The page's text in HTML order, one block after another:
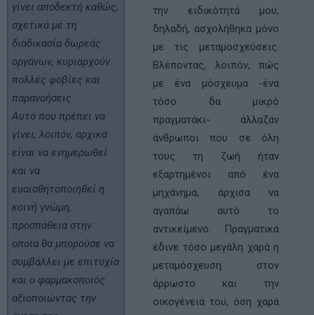
γίνει αποδεκτή καθώς,
σχετικά με τη
διαδικασία δωρεάς
οργάνων, κυριαρχούν
πολλές φοβίες και
παρανοήσεις.
Αυτό που πρέπει να
γίνει, λοιπόν, αρχικά
είναι να ενημερωθεί
και να
ευαισθητοποιηθεί η
κοινή γνώμη,
προσπάθεια στην
οποία θα μπορούσε να
συμβάλλει με επιτυχία
και ο φαρμακοποιός
αξιοποιώντας την
την ειδικότητά µου,
δηλαδή, ασχολήθηκα µόνο
µε τις μεταµοσχεύσεις.
Βλέποντας, λοιπόν, πώς
µε ένα μόσχευµα -ένα
τόσο δα µικρό
πραγµατάκι- άλλαζαν
άνθρωποι που σε όλη
τους τη ζωή ήταν
εξαρτηµένοι από ένα
μηχάνηµα, άρχισα να
αγαπάω αυτό το
αντικείµενο. Πραγµατικά
έδινε τόσο µεγάλη χαρά η
µεταµόσχευση στον
άρρωστο και την
οικογένειά του, όση χαρά